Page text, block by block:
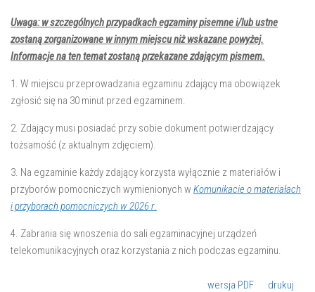
Uwaga: w szczególnych przypadkach egzaminy pisemne i/lub ustne
zostaną zorganizowane w innym miejscu niż wskazane powyżej.
Informacje na ten temat zostaną przekazane zdającym pismem.
1. W miejscu przeprowadzania egzaminu zdający ma obowiązek
zgłosić się na 30 minut przed egzaminem.
2. Zdający musi posiadać przy sobie dokument potwierdzający
tożsamość (z aktualnym zdjęciem).
3. Na egzaminie każdy zdający korzysta wyłącznie z materiałów i
przyborów pomocniczych wymienionych w Komunikacie o materiałach
i przyborach pomocniczych w 2026 r.
4. Zabrania się wnoszenia do sali egzaminacyjnej urządzeń
telekomunikacyjnych oraz korzystania z nich podczas egzaminu.
wersja PDF drukuj